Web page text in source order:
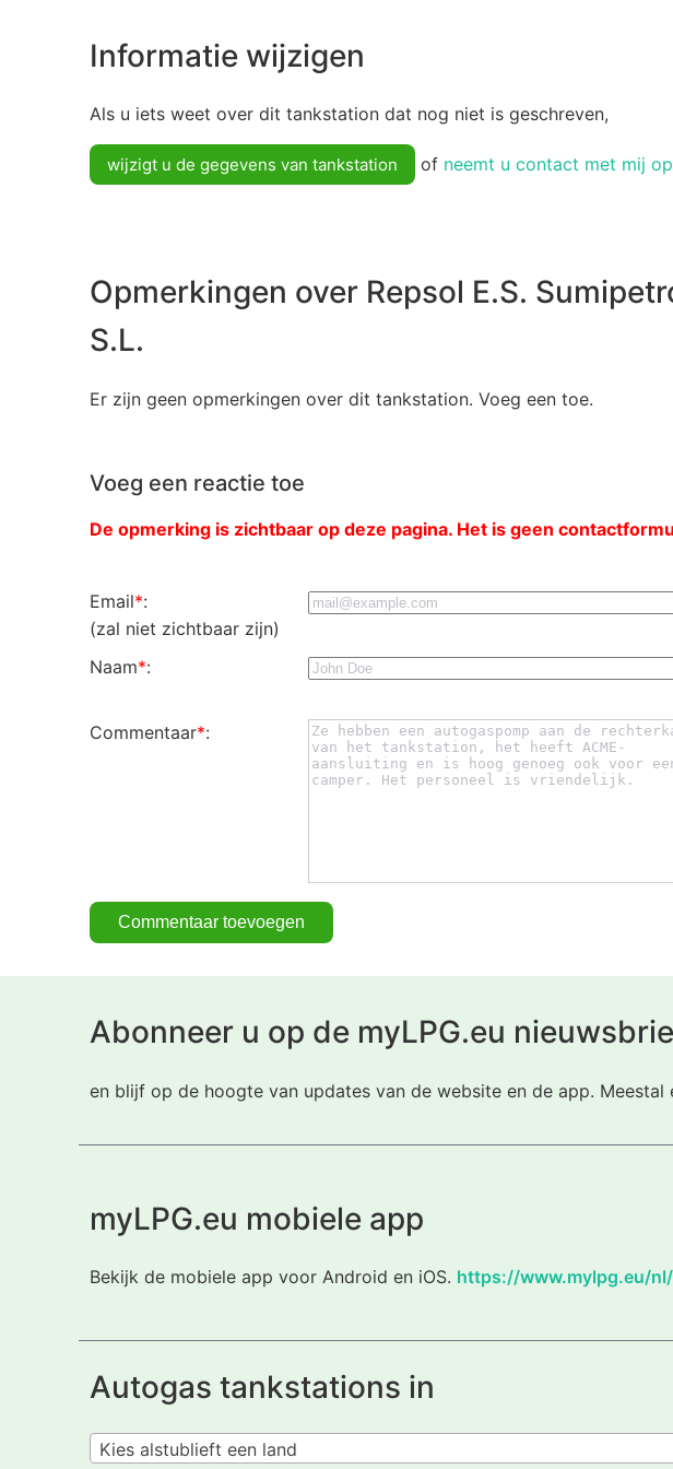
Informatie wijzigen
Als u iets weet over dit tankstation dat nog niet is geschreven,
wijzigt u de gegevens van tankstation of neemt u contact met mij op
Opmerkingen over Repsol E.S.
S.L.
Er zijn geen opmerkingen over dit tankstation. Voeg een toe.
Voeg een reactie toe
De opmerking is zichtbaar op deze pagina. Het is geen
Email*:
(zal niet zichtbaar zijn)
Naam*:
Commentaar*:
Abonneer u op de myLPG.eu
en blijf op de hoogte van updates van de website en de app.
myLPG.eu mobiele app
Bekijk de mobiele app voor Android en iOS. https://www.mylpg.eu/
Autogas tankstations in
Kies alstublieft een land